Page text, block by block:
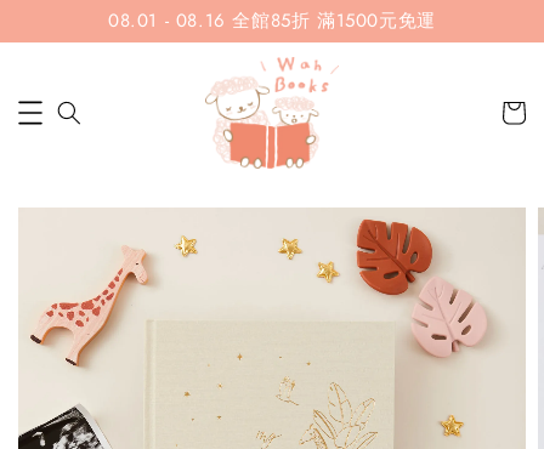
08.01 - 08.16 全館85折 滿1500元免運